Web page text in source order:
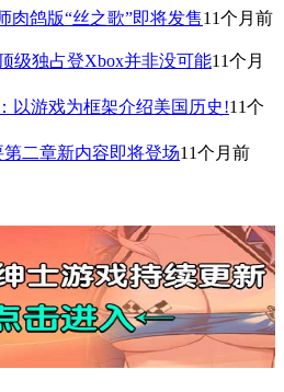
肉鸽版“丝之歌”即将发售11个月前
级独占登Xbox并非没可能11个月
以游戏为框架介绍美国历史!11个
第二章新内容即将登场11个月前